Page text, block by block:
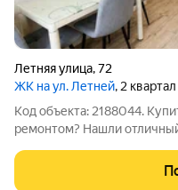
Летняя улица,72
ЖК на ул. Летней, 2
Код объекта: 2188044. Купить 1-комнатную квартиру с
ремонтом? Нашли
современного дома. Это
приятно зайти. Здесь уже